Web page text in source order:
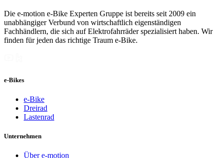
Die e-motion e-Bike Experten Gruppe ist bereits seit 2009 ein
unabhängiger Verbund von wirtschaftlich eigenständigen
Fachhändlern, die sich auf Elektrofahrräder spezialisiert haben. Wir
finden für jeden das richtige Traum e-Bike.
e-Bikes
e-Bike
Dreirad
Lastenrad
Unternehmen
Über e-motion